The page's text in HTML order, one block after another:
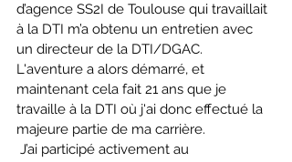
d’agence SS2I de Toulouse qui travaillait
à la DTI m’a obtenu un entretien avec
un directeur de la DTI/DGAC.
L'aventure a alors démarré, et
maintenant cela fait 21 ans que je
travaille à la DTI où j'ai donc effectué la
majeure partie de ma carrière.
J’ai participé activement au